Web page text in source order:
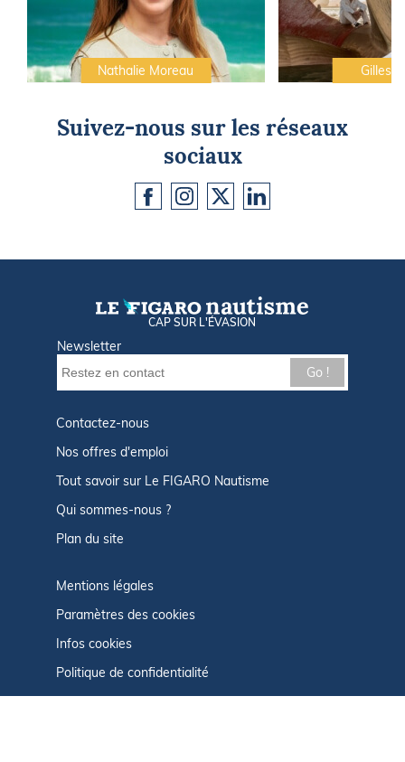
Nathalie Moreau Gilles
Suivez-nous sur les réseaux
sociaux
CAP SUR L'ÉVASION
Newsletter
Go !
Contactez-nous
Nos offres d'emploi
Tout savoir sur Le FIGARO Nautisme
Qui sommes-nous ?
Plan du site
Mentions légales
Paramètres des cookies
Infos cookies
Politique de confidentialité
CGU